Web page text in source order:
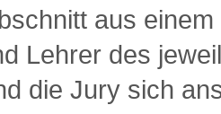
aus
Lehrer des
die Jury sich